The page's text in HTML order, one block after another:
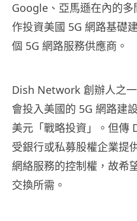
Google、亞馬遜在內的
作投資美國 5G 網路基礎
個 5G 網路服務供應商。
Dish Network 創辦人之
會投入美國的 5G 網路建
美元「戰略投資」。但
受銀行或私募股權企業提
網絡服務的控制權，故希
交換所需。